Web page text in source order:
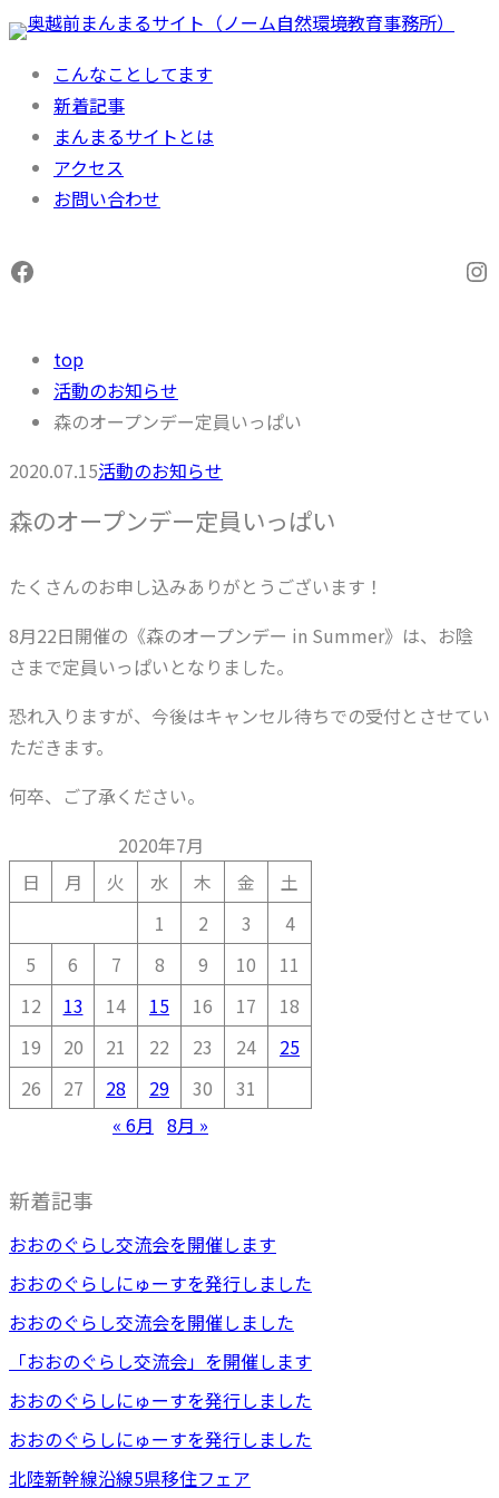
内
こんなことしてます
新着記事
まんまるサイトとは
アクセス
お問い合わせ
Facebook
top
活動のお知らせ
森のオープンデー定員いっぱい
2020.07.15活動のお知らせ
森のオープンデー定員いっぱい
たくさんのお申し込みありがとうございます！
8月22日開催の《森のオープンデー in Summer》は、お陰
さまで定員いっぱいとなりました。
恐れ入りますが、今後はキャンセル待ちでの受付とさせてい
ただきます。
何卒、ご了承ください。
2020年7月
日
月 火 水 木 金
土
1
2 3
4
5
6 7 8 9 10
11
12
13 14 15 16 17
18
19
20 21 22 23 24
25
26
27 28 29 30
31
« 6月 8月 »
新着記事
おおのぐらし交流会を開催します
おおのぐらしにゅーすを発行しました
おおのぐらし交流会を開催しました
「おおのぐらし交流会」を開催します
おおのぐらしにゅーすを発行しました
おおのぐらしにゅーすを発行しました
北陸新幹線沿線5県移住フェア